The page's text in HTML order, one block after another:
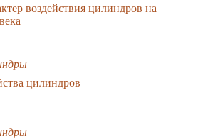
воздействия цилиндров на
цилиндров